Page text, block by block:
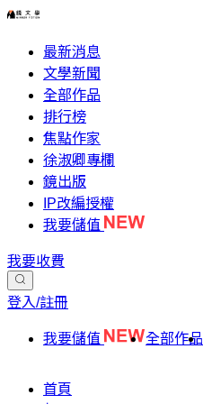
最新消息
文學新聞
全部作品
排行榜
焦點作家
徐淑卿專欄
鏡出版
IP改編授權
我要儲值
我要收費
登入/註冊
我要儲值 全部作品
首頁